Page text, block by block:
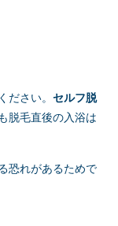
ださい。 セルフ脱
脱毛直後の入浴は
恐れがあるためで